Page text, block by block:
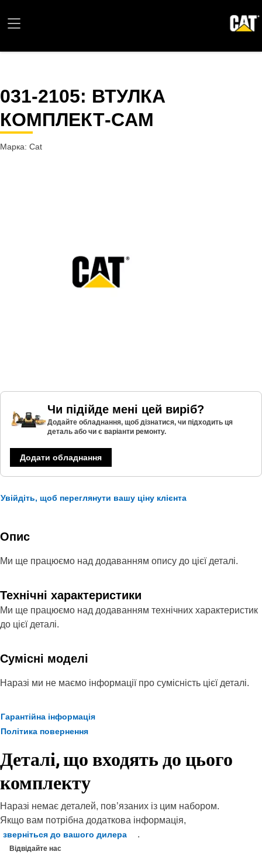
031-2105: ВТУЛКА
КОМПЛЕКТ-CAM
Марка: Cat
Чи підійде мені цей виріб?
Додайте обладнання, щоб дізнатися, чи підходить ця
деталь або чи є варіанти ремонту.
Додати обладнання
Увійдіть, щоб переглянути вашу ціну клієнта
Опис
Ми ще працюємо над додаванням опису до цієї деталі.
Технічні характеристики
Ми ще працюємо над додаванням технічних характеристик
до цієї деталі.
Сумісні моделі
Наразі ми не маємо інформації про сумісність цієї деталі.
Гарантійна інформація
Політика повернення
Деталі, що входять до цього
комплекту
Наразі немає деталей, пов’язаних із цим набором.
Якщо вам потрібна додаткова інформація,
зверніться до вашого дилера
Відвідайте нас
.